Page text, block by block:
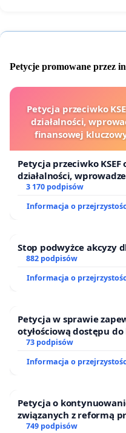
Petycje promowane przez
Petycja przeciwko
działalności,
finansowej
Petycja przeciwko
działalności,
finansowej kluczowych
3 170 podpisów
Informacja o
Stop podwyżce akcyzy
882 podpisów
Informacja o
Petycja w sprawie
otyłościową dostępu
oraz programów
73 podpisów
Informacja o
Petycja o
związanych z reformą
749 podpisów